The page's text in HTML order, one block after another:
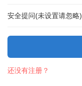
安全提问(未设置请忽略)
还没有注册？